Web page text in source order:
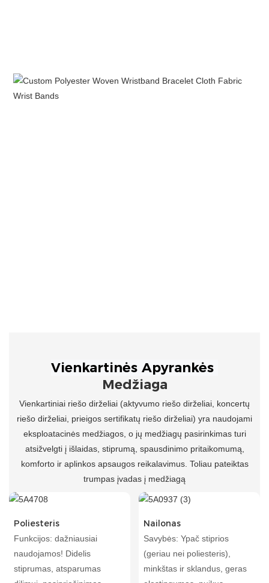
Medžiaga
Vienkartiniai riešo dirželiai (aktyvumo riešo dirželiai, koncertų
riešo dirželiai, prieigos sertifikatų riešo dirželiai) yra naudojami
eksploatacinės medžiagos, o jų medžiagų pasirinkimas turi
atsižvelgti į išlaidas, stiprumą, spausdinimo pritaikomumą,
komforto ir aplinkos apsaugos reikalavimus. Toliau pateiktas
trumpas įvadas į medžiagą
Poliesteris
Funkcijos: dažniausiai
naudojamos! Didelis
stiprumas, atsparumas
Nailonas
Savybės: Ypač stiprios
(geriau nei poliesteris),
minkštas ir sklandus, geras